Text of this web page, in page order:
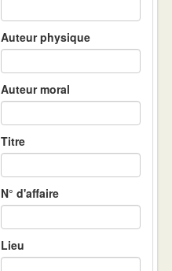
Auteur physique
Auteur moral
Titre
N° d'affaire
Lieu